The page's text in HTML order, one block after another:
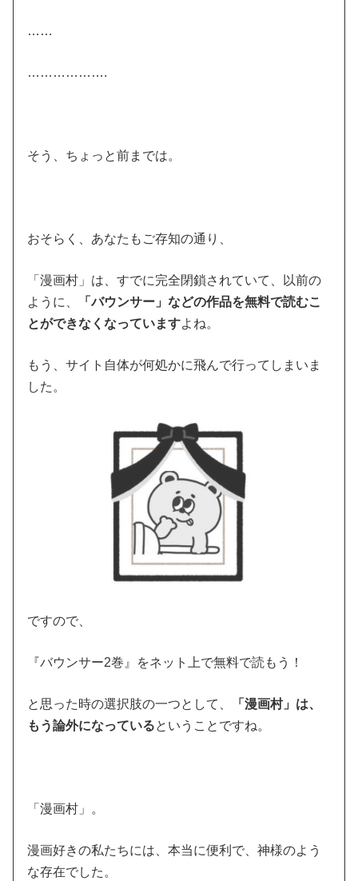
……
……………….
そう、ちょっと前までは。
おそらく、あなたもご存知の通り、
「漫画村」は、すでに完全閉鎖されていて、以前の
ように、
「バウンサー」などの作品を無料で読むこ
とができなくなっていますよね。
もう、サイト自体が何処かに飛んで行ってしまいま
した。
ですので、
『バウンサー2巻』をネット上で無料で読もう！
と思った時の選択肢の一つとして、
「漫画村」は、
もう論外になっているということですね。
「漫画村」。
漫画好きの私たちには、本当に便利で、神様のよう
な存在でした。